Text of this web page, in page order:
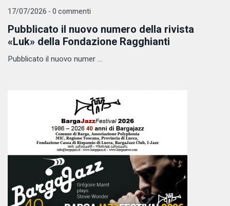
17/07/2026 - 0 commenti
Pubblicato il nuovo numero della rivista
«Luk» della Fondazione Ragghianti
Pubblicato il nuovo numer ...